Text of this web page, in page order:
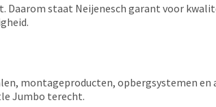
staat Neijenesch garant voor
montageproducten, opbergsystemen en
Jumbo terecht.